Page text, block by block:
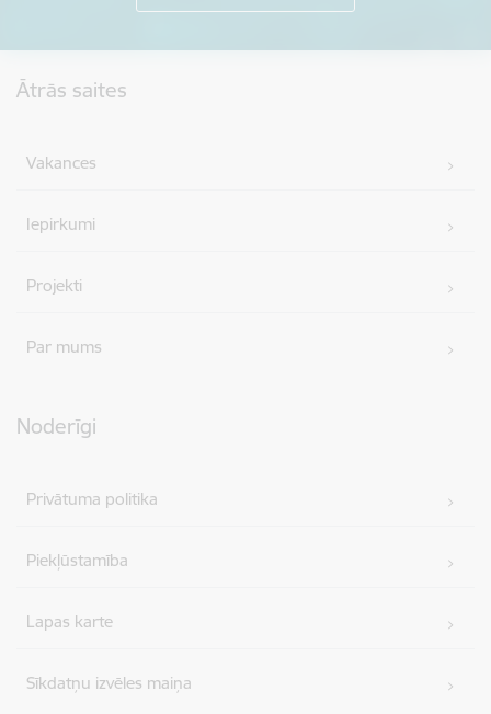
Ātrās saites
Vakances
Iepirkumi
Projekti
Par mums
Noderīgi
Privātuma politika
Piekļūstamība
Lapas karte
Sīkdatņu izvēles maiņa